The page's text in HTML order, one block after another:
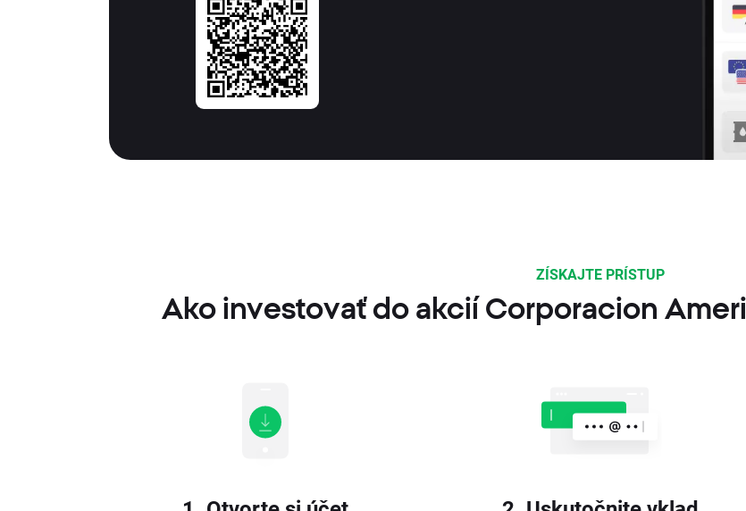
ZÍSKAJTE PRÍSTUP
Ako investovať do akcií Corporacion